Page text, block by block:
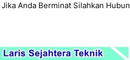
Jika Anda Berminat Silahkan